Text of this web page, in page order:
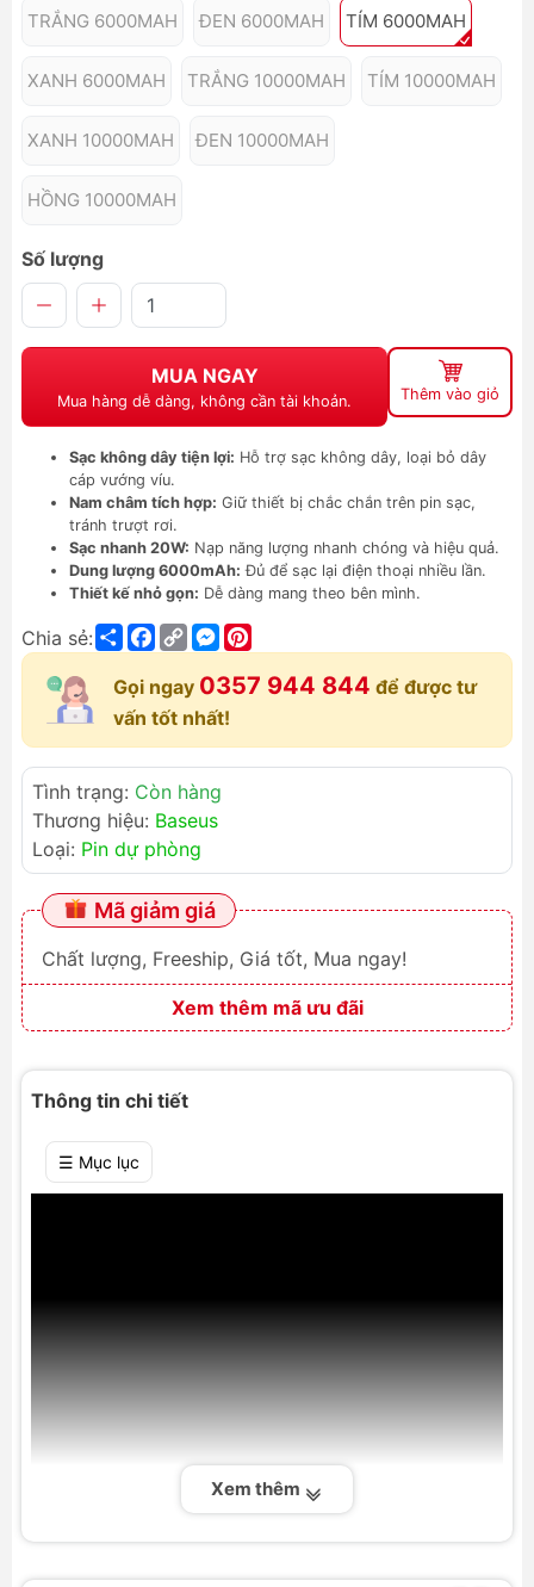
TRẮNG 6000MAH ĐEN 6000MAH TÍM 6000MAH
XANH 6000MAH TRẮNG 10000MAH TÍM 10000MAH
XANH 10000MAH ĐEN 10000MAH
HỒNG 10000MAH
Số lượng
MUA NGAY
Mua hàng dễ dàng, không cần tài khoản. Thêm vào giỏ
Sạc không dây tiện lợi: Hỗ trợ sạc không dây, loại bỏ dây
cáp vướng víu.
Nam châm tích hợp: Giữ thiết bị chắc chắn trên pin sạc,
tránh trượt rơi.
Sạc nhanh 20W: Nạp năng lượng nhanh chóng và hiệu quả.
Dung lượng 6000mAh: Đủ để sạc lại điện thoại nhiều lần.
Thiết kế nhỏ gọn: Dễ dàng mang theo bên mình.
Chia sẻ: ShareFacebook
Copy
Link
Messenger
Gọi ngay 0357 944 844 để được tư
vấn tốt nhất!
Tình trạng: Còn hàng
Thương hiệu: Baseus
Loại: Pin dự phòng
Mã giảm giá
Chất lượng, Freeship, Giá tốt, Mua ngay!
Xem thêm mã ưu đãi
Thông tin chi tiết
☰ Mục lục
Xem thêm